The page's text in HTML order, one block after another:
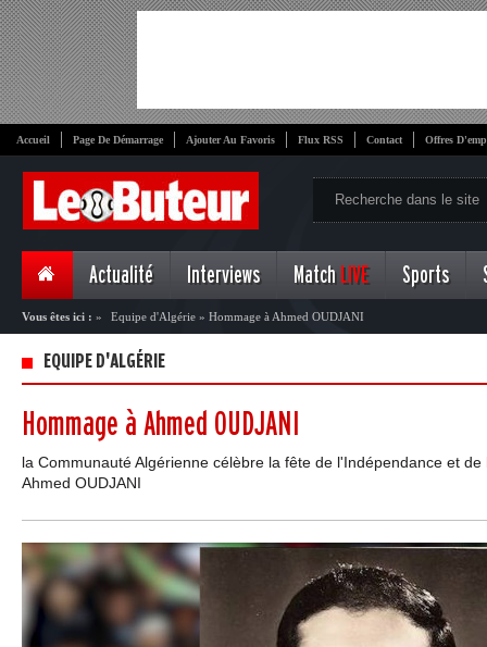
Accueil Page De Démarrage Ajouter Au Favoris Flux RSS Contact Offres
Actualité Interviews Match LIVE Sports
Vous êtes ici : » Equipe d'Algérie » Hommage à Ahmed OUDJANI
EQUIPE D'ALGÉRIE
Hommage à Ahmed OUDJANI
la Communauté Algérienne célèbre la fête de l'Indépendance et
Ahmed OUDJANI